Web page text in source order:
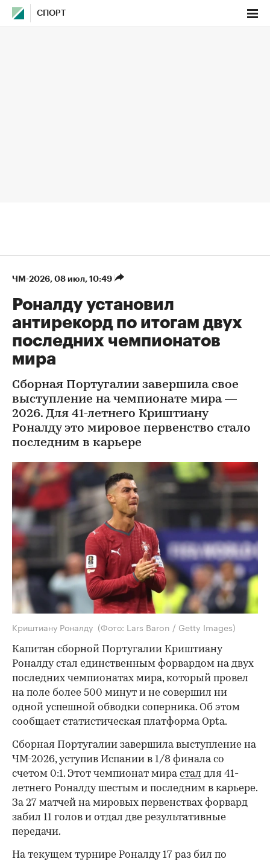
СПОРТ
ЧМ-2026⁠, 08 июл, 10:49
Роналду установил
антирекорд по итогам двух
последних чемпионатов
мира
Сборная Португалии завершила свое
выступление на чемпионате мира —
2026. Для 41-летнего Криштиану
Роналду это мировое первенство стало
последним в карьере
Криштиану Роналду (Фото: Lars Baron / Getty Images)
Капитан сборной Португалии Криштиану
Роналду стал единственным форвардом на двух
последних чемпионатах мира, который провел
на поле более 500 минут и не совершил ни
одной успешной обводки соперника. Об этом
сообщает статистическая платформа Opta.
Сборная Португалии завершила выступление на
ЧМ-2026, уступив Испании в 1/8 финала со
счетом 0:1. Этот чемпионат мирастал для 41-
летнего Роналду шестым и последним в карьере.
За 27 матчей на мировых первенствах форвард
забил 11 голов и отдал две результативные
передачи.
На текущем турнире Роналду 17 раз бил по